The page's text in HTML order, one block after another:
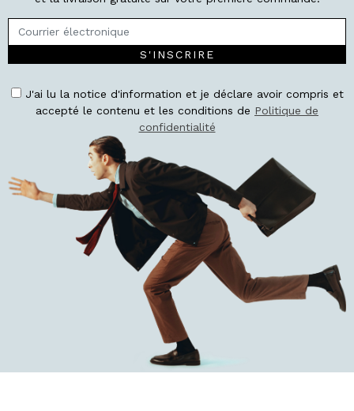
S'INSCRIRE
J'ai lu la notice d'information et je déclare avoir compris et
accepté le contenu et les conditions de Politique de
confidentialité